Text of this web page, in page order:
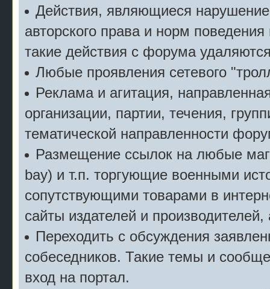
Действия, являющиеся
авторского права и норм
такие действия с форума
Любые проявления сетевого
Реклама и агитация,
организации, партии, течения,
тематической направленности
Размещение ссылок на любые
bay) и т.п. торгующие военными
сопутствующими товарами в
сайты издателей и
Переходить с обсуждения
собеседников. Такие темы и
вход на портал.